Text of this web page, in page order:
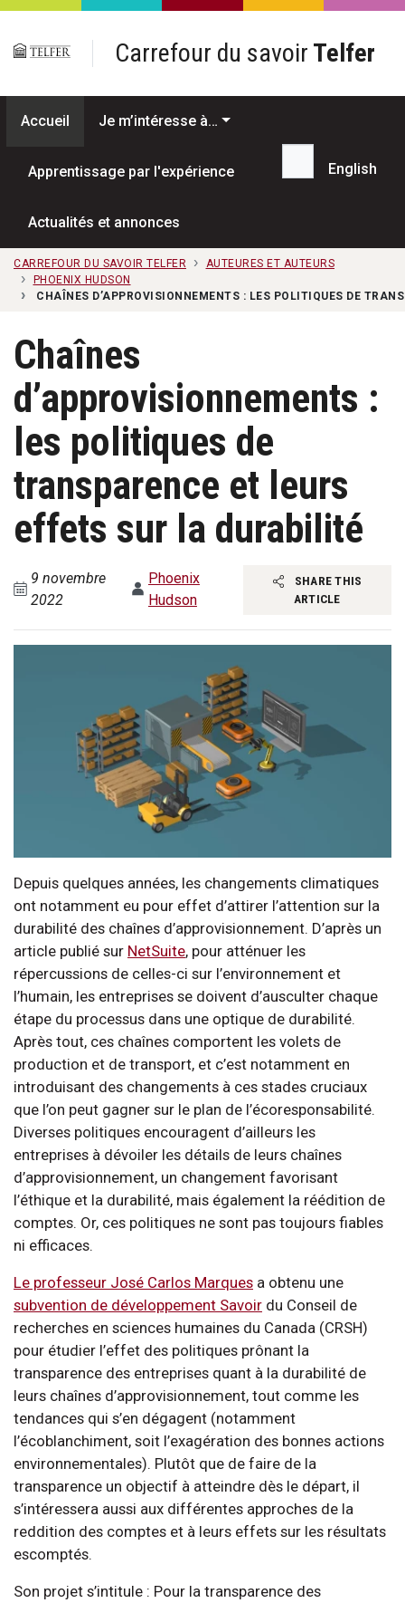
Passer au contenu principal
Carrefour du savoir Telfer
Accueil Je m’intéresse à…
Apprentissage par l'expérience
Actualités et annonces
Recherche...
English
CARREFOUR DU SAVOIR TELFER
AUTEURES ET AUTEURS
PHOENIX HUDSON
CHAÎNES D’APPROVISIONNEMENTS : LES POLITIQUES DE
Chaînes
d’approvisionnements :
les politiques de
transparence et leurs
effets sur la durabilité
9 novembre
2022
Phoenix
Hudson
SHARE THIS
ARTICLE
Depuis quelques années, les changements climatiques
ont notamment eu pour effet d’attirer l’attention sur la
durabilité des chaînes d’approvisionnement. D’après un
article publié sur NetSuite, pour atténuer les
répercussions de celles-ci sur l’environnement et
l’humain, les entreprises se doivent d’ausculter chaque
étape du processus dans une optique de durabilité.
Après tout, ces chaînes comportent les volets de
production et de transport, et c’est notamment en
introduisant des changements à ces stades cruciaux
que l’on peut gagner sur le plan de l’écoresponsabilité.
Diverses politiques encouragent d’ailleurs les
entreprises à dévoiler les détails de leurs chaînes
d’approvisionnement, un changement favorisant
l’éthique et la durabilité, mais également la réédition de
comptes. Or, ces politiques ne sont pas toujours fiables
ni efficaces.
Le professeur José Carlos Marques a obtenu une
subvention de développement Savoir du Conseil de
recherches en sciences humaines du Canada (CRSH)
pour étudier l’effet des politiques prônant la
transparence des entreprises quant à la durabilité de
leurs chaînes d’approvisionnement, tout comme les
tendances qui s’en dégagent (notamment
l’écoblanchiment, soit l’exagération des bonnes actions
environnementales). Plutôt que de faire de la
transparence un objectif à atteindre dès le départ, il
s’intéressera aussi aux différentes approches de la
reddition des comptes et à leurs effets sur les résultats
escomptés.
Son projet s’intitule : Pour la transparence des